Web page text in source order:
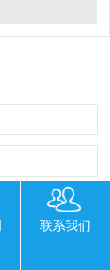
联系我们